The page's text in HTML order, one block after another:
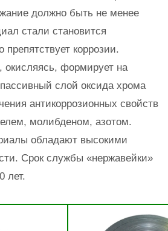
должно быть не менее
стали становится
коррозии.
окисляясь, формирует на
слой оксида хрома
антикоррозионных свойств
молибденом, азотом.
обладают высокими
Срок службы «нержавейки»
лет.